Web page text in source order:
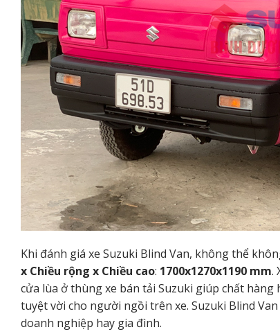
Khi đánh giá xe Suzuki Blind Van, không thể
x Chiều rộng x Chiều cao: 1700x1270x1190 mm.
cửa lùa ở thùng xe bán tải Suzuki giúp chất hàng
tuyệt vời cho người ngồi trên xe. Suzuki Blind
doanh nghiệp hay gia đình.